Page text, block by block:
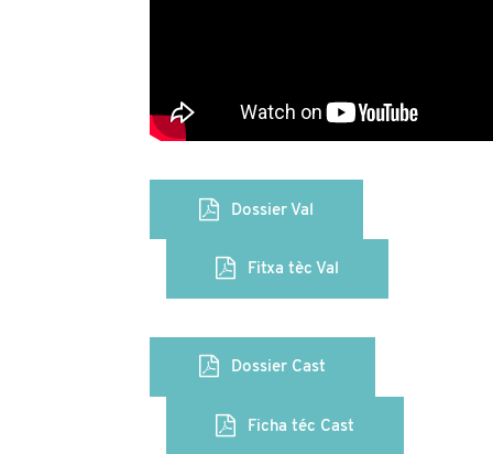
Dossier Val
Fitxa tèc Val
Dossier Cast
Ficha téc Cast